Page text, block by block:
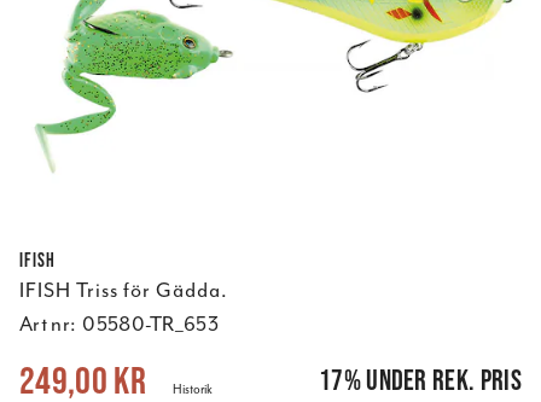
Ifish
IFISH Triss för Gädda.
Art nr: 05580-TR_653
Nuvarande pris:249,00 kr 300,00 kr
249,00 kr Historik 17%under rek. pris